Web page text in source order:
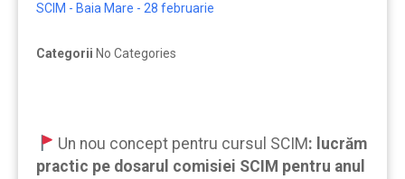
SCIM - Baia Mare - 28 februarie
Categorii No Categories
Un nou concept pentru cursul SCIM : lucrăm
practic pe dosarul comisiei SCIM pentru anul